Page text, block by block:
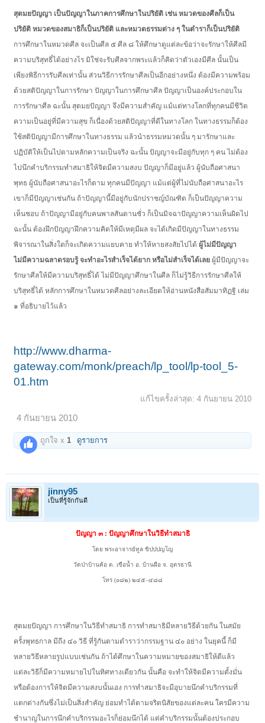
สุตมยปัญญา เป็นปัญญาในภาคการศึกษาในปริยัติ เช่น หมวดของศีลก็เป็น
ปริยัติ หมวดของสมาธิก็เป็นปริยัติ และหมวดธรรมต่าง ๆ ในตำราก็เป็นปริยัติ
การศึกษาในหมวดศีล จะเป็นศีล ๕ ศีล ๘ ให้ศึกษาดูแต่ละข้อว่าจะรักษาให้ศีลมี
ความบริสุทธิ์ได้อย่างไร มิใช่จะรับศีลจากพระแล้วก็คิดว่าตัวเองมีศีล นั้นเป็น
เพียงพิธีการรับศีลเท่านั้น ส่วนวิธีการรักษาศีลเป็นอีกอย่างหนึ่ง ต้องมีความพร้อม
ด้วยสติปัญญาในการรักษา ปัญญาในการศึกษาศีล ปัญญาเป็นองค์ประกอบใน
การรักษาศีล ฉะนั้น สุตมยปัญญา จึงมีความสำคัญ แม้แต่ทางโลกที่ทุกคนมีชีวิต
ความเป็นอยู่ที่มีความสุข ก็เนื่องด้วยสติปัญญาที่ดีในทางโลก ในทางธรรมก็ต้อง
ใช้สติปัญญามีการศึกษาในทางธรรม แล้วนำธรรมหมวดนั้น ๆ มารักษาและ
ปฏิบัติให้เป็นไปตามหลักความเป็นจริง ฉะนั้น ปัญญาจะมีอยู่กับทุก ๆ คน ไม่ต้อง
ไปนึกคำบริกรรมทำสมาธิให้จิตมีความสงบ ปัญญาก็มีอยู่แล้ว ผู้นับถือศาสนา
พุทธ ผู้นับถือศาสนาอะไรก็ตาม ทุกคนมีปัญญา แม้แต่ผู้ที่ไม่นับถือศาสนาอะไร
เขาก็มีปัญญาเช่นกัน ถ้าปัญญานี้มีอยู่กับนักปราชญ์บัณฑิต ก็เป็นปัญญาความ
เห็นชอบ ถ้าปัญญามีอยู่กับคนพาลสันดานชั่ว ก็เป็นมิจฉาปัญญาความเห็นผิดไป
ฉะนั้น ต้องฝึกปัญญาฝึกความคิดให้มีเหตุมีผล จะได้เกิดมีปัญญาในทางธรรม
พิจารณาในสิ่งใดก็จะเกิดความแยบคาย ทำให้หายสงสัยไปได้ผู้ไม่มีปัญญา
ไม่มีความฉลาดรอบรู้ จะทำอะไรสำเร็จได้ยาก หรือไม่สำเร็จได้เลยผู้มีปัญญาจะ
รักษาศีลให้มีความบริสุทธิ์ได้ ไม่มีปัญญาศึกษาในศีล ก็ไม่รู้วิธีการรักษาศีลให้
บริสุทธิ์ได้ หลักการศึกษาในหมวดศีลอย่างละเอียดให้อ่านหนังสือสัมมาทิฏฐิ เล่ม
๑ ที่อธิบายไว้แล้ว
http://www.dharma-
gateway.com/monk/preach/lp_tool/lp-tool_5-
01.htm
แก้ไขครั้งล่าสุด: 4 กันยายน 2010
4 กันยายน 2010
ถูกใจ x1 ดูรายการ
jinny95
เป็นที่รู้จักกันดี
ปัญญา ๓ : ปัญญาศึกษาในวิธีทำสมาธิ
โดย พระอาจารย์ทูล ขิปปปญโญ
วัดป่าบ้านค้อ ต. เขือน้ำ อ. บ้านผือ จ. อุดรธานี
โทร (๐๘๒) ๒๔๕–๔๘๘
สุตมยปัญญา การศึกษาในวิธีทำสมาธิ การทำสมาธิมีหลายวิธีด้วยกัน ในสมัย
ครั้งพุทธกาล มีถึง ๔๐ วิธี ที่รู้กันตามตำราว่ากรรมฐาน ๔๐ อย่าง ในยุคนี้ ก็มี
หลายวิธีหลายรูปแบบเช่นกัน ถ้าได้ศึกษาในความหมายของสมาธิให้ดีแล้ว
แต่ละวิธีก็มีความหมายไปในทิศทางเดียวกัน นั้นคือ จะทำให้จิตมีความตั้งมั่น
หรือต้องการให้จิตมีความสงบนั้นเอง การทำสมาธิจะมีอุบายนึกคำบริกรรมที่
แตกต่างกันซึ่งไม่เป็นสิ่งสำคัญ ย่อมทำได้ตามจริตนิสัยของแต่ละคน ใครมีความ
ชำนาญในการนึกคำบริกรรมอะไรก็ย่อมนึกได้ แต่คำบริกรรมนั้นต้องประกอบ